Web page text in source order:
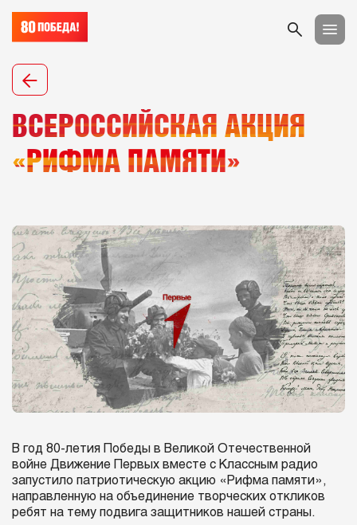
ВСЕРОССИЙСКАЯ АКЦИЯ
«РИФМА ПАМЯТИ»
В год 80-летия Победы в Великой Отечественной
войне Движение Первых вместе с Классным радио
запустило патриотическую акцию «Рифма памяти»,
направленную на объединение творческих откликов
ребят на тему подвига защитников нашей страны.